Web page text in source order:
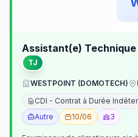
Assistant(e) Technique
TJ
WESTPOINT (DOMOTECH)
CDI - Contrat à Durée
Autre
10/06 3